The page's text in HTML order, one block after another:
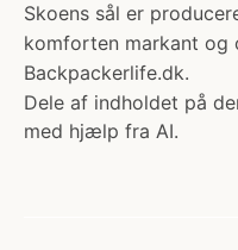
Skoens sål er
komforten markant og
Backpackerlife.dk.
Dele af indholdet på
med hjælp fra AI.